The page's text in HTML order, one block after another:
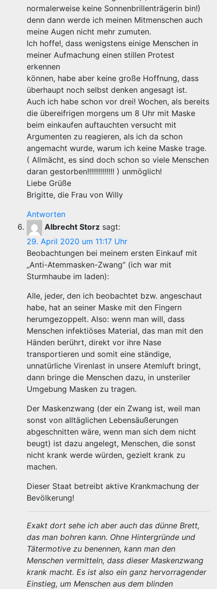
normalerweise keine Sonnenbrillenträgerin bin!)
denn dann werde ich meinen Mitmenschen auch
meine Augen nicht mehr zumuten.
Ich hoffe!, dass wenigstens einige Menschen in
meiner Aufmachung einen stillen Protest
erkennen
können, habe aber keine große Hoffnung, dass
überhaupt noch selbst denken angesagt ist.
Auch ich habe schon vor drei! Wochen, als bereits
die übereifrigen morgens um 8 Uhr mit Maske
beim einkaufen auftauchten versucht mit
Argumenten zu reagieren, als ich da schon
angemacht wurde, warum ich keine Maske trage.
( Allmächt, es sind doch schon so viele Menschen
daran gestorben!!!!!!!!!!!!!! ) unmöglich!
Liebe Grüße
Brigitte, die Frau von Willy
Antworten
Albrecht Storz sagt:
29. April 2020 um 11:17 Uhr
Beobachtungen bei meinem ersten Einkauf mit
„Anti-Atemmasken-Zwang“ (ich war mit
Sturmhaube im laden):
Alle, jeder, den ich beobachtet bzw. angeschaut
habe, hat an seiner Maske mit den Fingern
herumgezoppelt. Also: wenn man will, dass
Menschen infektiöses Material, das man mit den
Händen berührt, direkt vor ihre Nase
transportieren und somit eine ständige,
unnatürliche Virenlast in unsere Atemluft bringt,
dann bringe die Menschen dazu, in unsteriler
Umgebung Masken zu tragen.
Der Maskenzwang (der ein Zwang ist, weil man
sonst von alltäglichen Lebensäußerungen
abgeschnitten wäre, wenn man sich dem nicht
beugt) ist dazu angelegt, Menschen, die sonst
nicht krank werde würden, gezielt krank zu
machen.
Dieser Staat betreibt aktive Krankmachung der
Bevölkerung!
Exakt dort sehe ich aber auch das dünne Brett,
das man bohren kann. Ohne Hintergründe und
Tätermotive zu benennen, kann man den
Menschen vermitteln, dass dieser Maskenzwang
krank macht. Es ist also ein ganz hervorragender
Einstieg, um Menschen aus dem blinden